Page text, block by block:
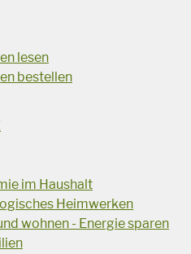
lesen
bestellen
im Haushalt
Heimwerken
wohnen - Energie sparen